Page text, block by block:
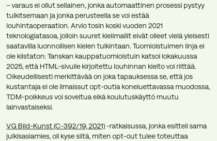
– varaus ei ollut sellainen, jonka automaattinen prosessi pystyy
tulkitsemaan ja jonka perusteella se voi estää
louhintaoperaation. Arvio tosin koski vuoden 2021
teknologiatasoa, jolloin suuret kielimallit eivät olleet vielä yleisesti
saatavilla luonnollisen kielen tulkintaan. Tuomioistuimen linja ei
ole kiistaton: Tanskan kauppatuomioistuin katsoi lokakuussa
2025, että HTML-sivulle kirjoitettu louhinnan kielto voi riittää.
Oikeudellisesti merkittävää on joka tapauksessa se, että jos
kustantaja ei ole ilmaissut opt-outia koneluettavassa muodossa,
TDM-poikkeus voi soveltua eikä koulutuskäyttö muutu
lainvastaiseksi.
VG Bild-Kunst (C-392/19, 2021)-ratkaisussa, jonka esitteli sama
julkisasiamies, oli kyse siitä, miten opt-out tulee toteuttaa